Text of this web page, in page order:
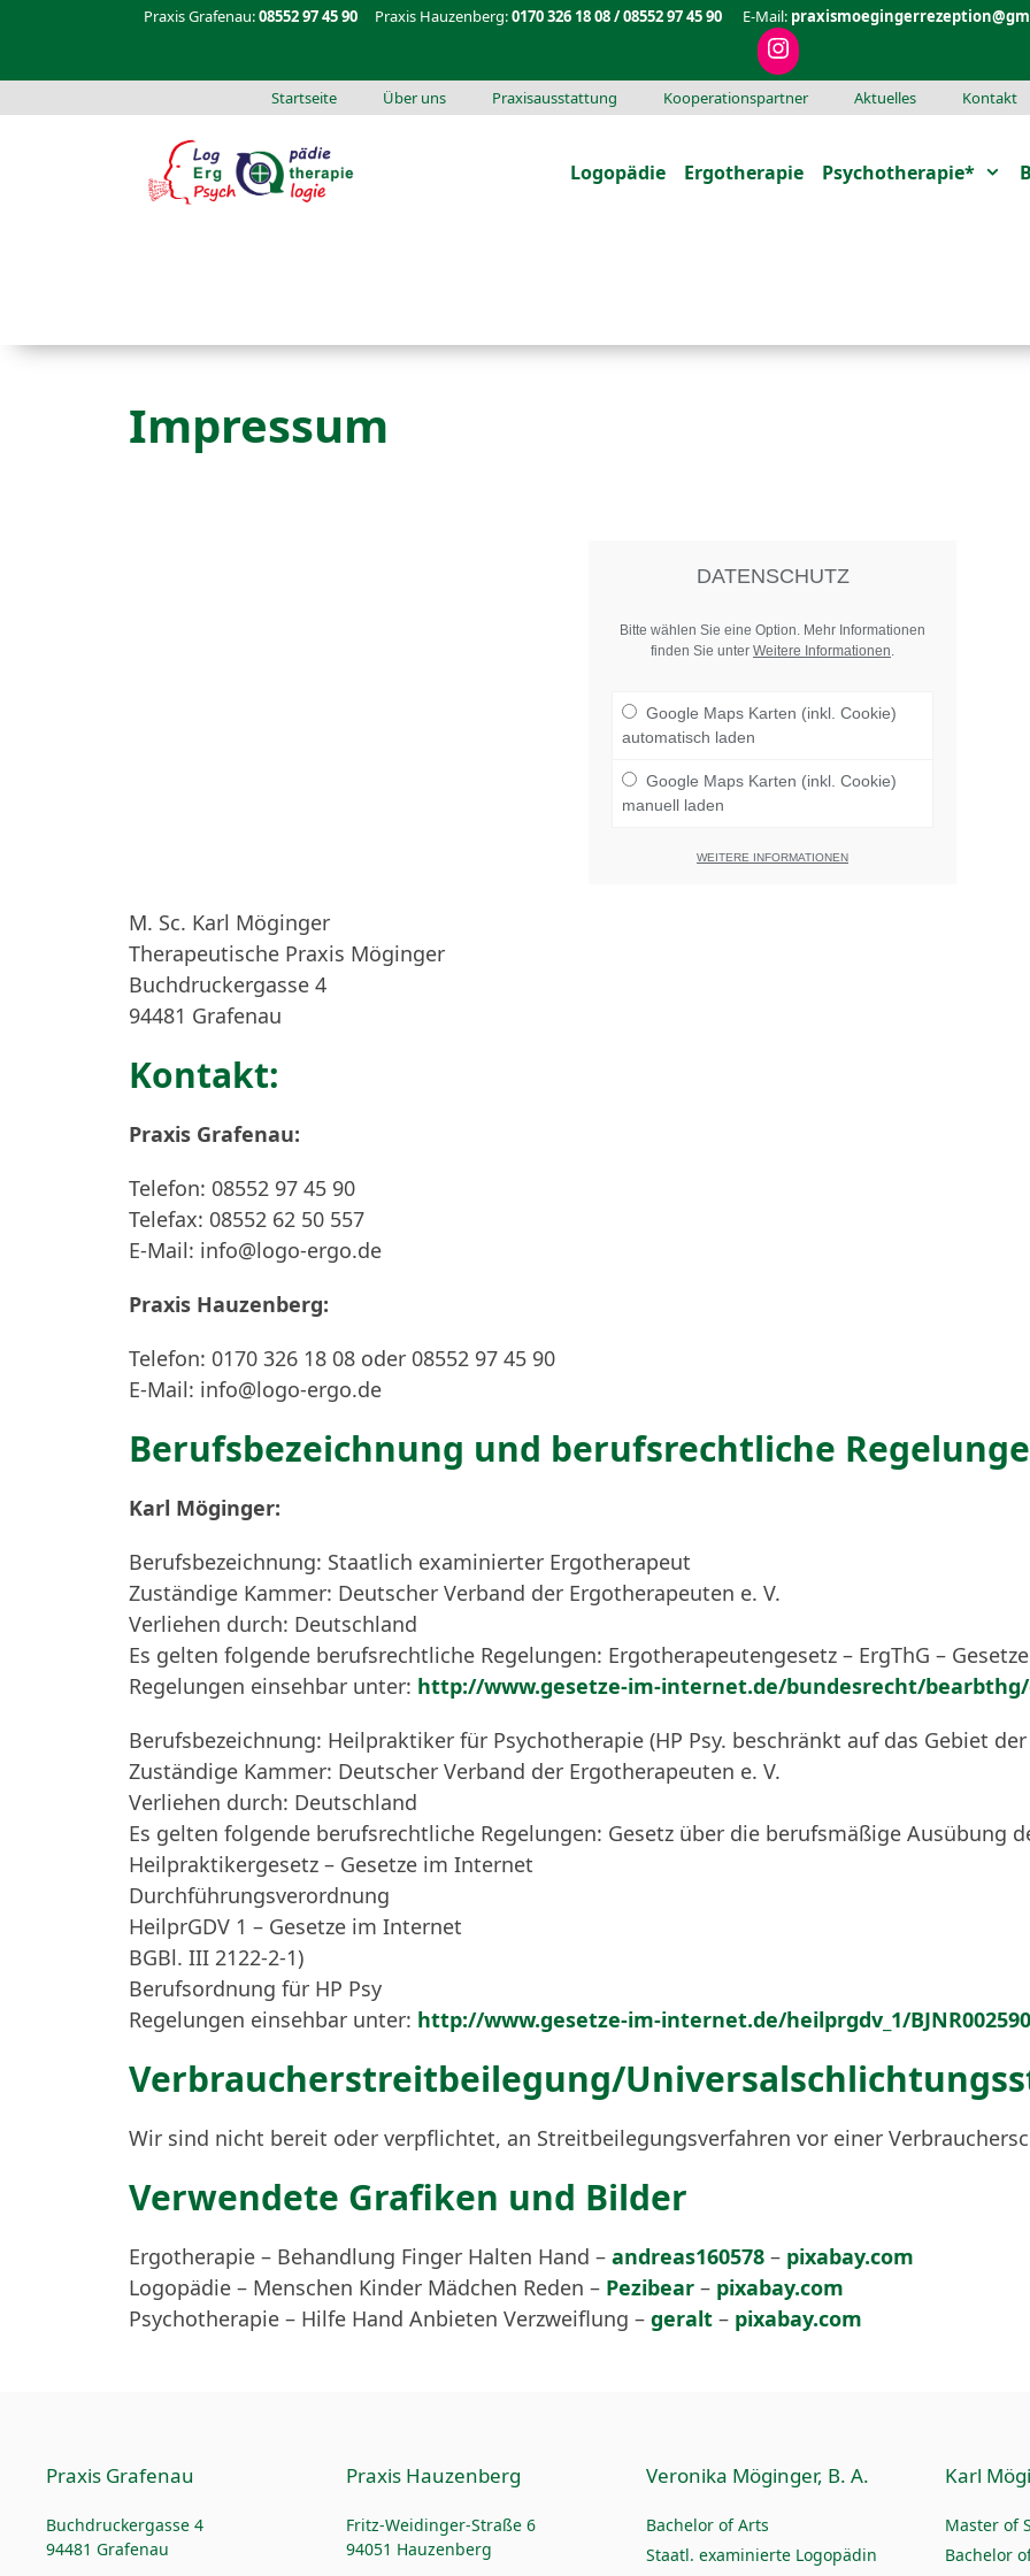
Praxis Grafenau:08552 97 45 90 Praxis Hauzenberg:0170 326 18 08 / 08552 97 45 90 E-Mail:
Startseite Über uns Praxisausstattung Kooperationspartner Aktuelles Kontakt
Logopädie Ergotherapie Psychotherapie*
Impressum
DATENSCHUTZ
Bitte wählen Sie eine Option. Mehr Informationen
finden Sie unter Weitere Informationen.
Google Maps Karten (inkl. Cookie)
automatisch laden
Google Maps Karten (inkl. Cookie)
manuell laden
WEITERE INFORMATIONEN
M. Sc. Karl Möginger
Therapeutische Praxis Möginger
Buchdruckergasse 4
94481 Grafenau
Kontakt:
Praxis Grafenau:
Telefon: 08552 97 45 90
Telefax: 08552 62 50 557
E-Mail: info@logo-ergo.de
Praxis Hauzenberg:
Telefon: 0170 326 18 08 oder 08552 97 45 90
E-Mail: info@logo-ergo.de
Berufsbezeichnung und berufsrechtliche
Karl Möginger:
Berufsbezeichnung: Staatlich examinierter Ergotherapeut
Zuständige Kammer: Deutscher Verband der Ergotherapeuten e. V.
Verliehen durch: Deutschland
Es gelten folgende berufsrechtliche Regelungen: Ergotherapeutengesetz – ErgThG –
Regelungen einsehbar unter: http://www.gesetze-im-internet.de/bundesrecht/
Berufsbezeichnung: Heilpraktiker für Psychotherapie (HP Psy. beschränkt auf das Gebiet
Zuständige Kammer: Deutscher Verband der Ergotherapeuten e. V.
Verliehen durch: Deutschland
Es gelten folgende berufsrechtliche Regelungen: Gesetz über die berufsmäßige Ausübung
Heilpraktikergesetz – Gesetze im Internet
Durchführungsverordnung
HeilprGDV 1 – Gesetze im Internet
BGBl. III 2122-2-1)
Berufsordnung für HP Psy
Regelungen einsehbar unter: http://www.gesetze-im-internet.de/heilprgdv_1/
Verbraucher­streit­beilegung/
Wir sind nicht bereit oder verpflichtet, an Streitbeilegungsverfahren vor einer
Verwendete Grafiken und Bilder
Ergotherapie – Behandlung Finger Halten Hand – andreas160578 – pixabay.com
Logopädie – Menschen Kinder Mädchen Reden – Pezibear – pixabay.com
Psychotherapie – Hilfe Hand Anbieten Verzweiflung – geralt – pixabay.com
Praxis Grafenau
Buchdruckergasse 4
94481 Grafenau
Praxis Hauzenberg
Fritz-Weidinger-Straße 6
94051 Hauzenberg
Veronika Möginger, B. A.
Bachelor of Arts
Staatl. examinierte Logopädin
Karl
Master of
Bachelor